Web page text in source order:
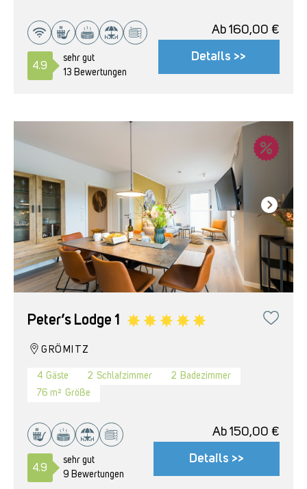
4.9
sehr gut
13 Bewertungen
Ab 160,00 €
Details >>
Peter’s Lodge 1
GRÖMITZ
4 Gäste 2 Schlafzimmer 2 Badezimmer
76 m² Größe
4.9
sehr gut
9 Bewertungen
Ab 150,00 €
Details >>